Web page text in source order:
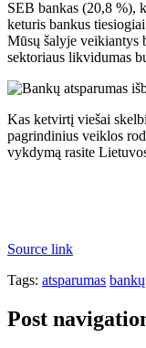
SEB bankas (20,8 %),
keturis bankus
Mūsų šalyje veikiantys
sektoriaus likvidumas
Kas ketvirtį viešai
pagrindinius veiklos
vykdymą rasite
Source link
Tags: atsparumas bankų
Post